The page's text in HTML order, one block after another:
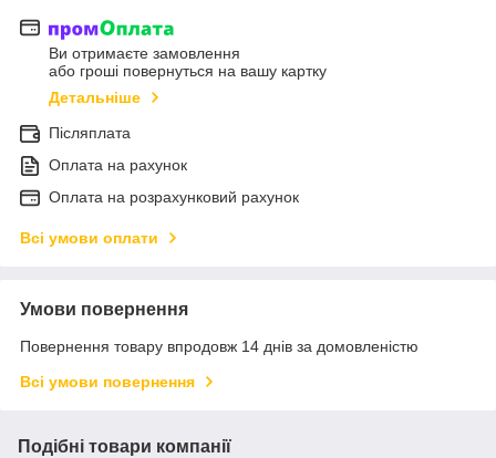
Ви отримаєте замовлення
або гроші повернуться на вашу картку
Детальніше
Післяплата
Оплата на рахунок
Оплата на розрахунковий рахунок
Всі умови оплати
Умови повернення
Повернення товару впродовж 14 днів за домовленістю
Всі умови повернення
Подібні товари компанії